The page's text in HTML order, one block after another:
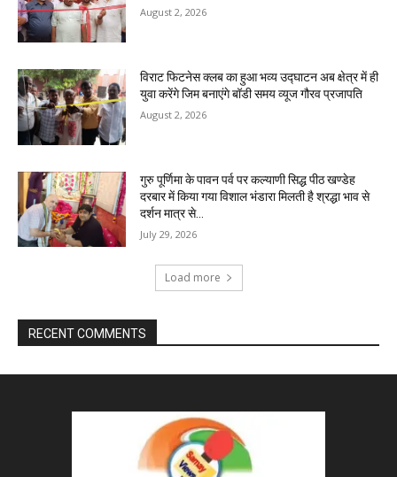
August 2, 2026
विराट फिटनेस क्लब का हुआ भव्य उद्घाटन अब क्षेत्र में ही
युवा करेंगे जिम बनाएंगे बॉडी समय व्यूज गौरव प्रजापति
August 2, 2026
गुरु पूर्णिमा के पावन पर्व पर कल्याणी सिद्ध पीठ खण्डेह
दरबार में किया गया विशाल भंडारा मिलती है श्रद्धा भाव से
दर्शन मात्र से...
July 29, 2026
Load more
RECENT COMMENTS